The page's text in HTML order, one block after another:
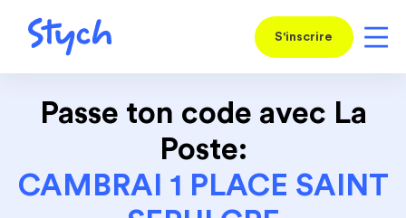
S'inscrire
Passe ton code avec La
Poste:
CAMBRAI 1 PLACE SAINT